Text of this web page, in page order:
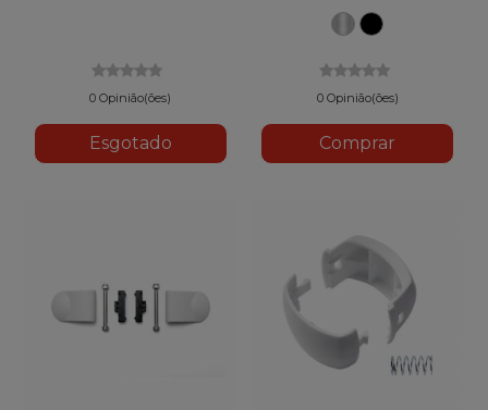
0 Opinião(ões)
Esgotado
Alumínio
Preto
0 Opinião(ões)
Comprar